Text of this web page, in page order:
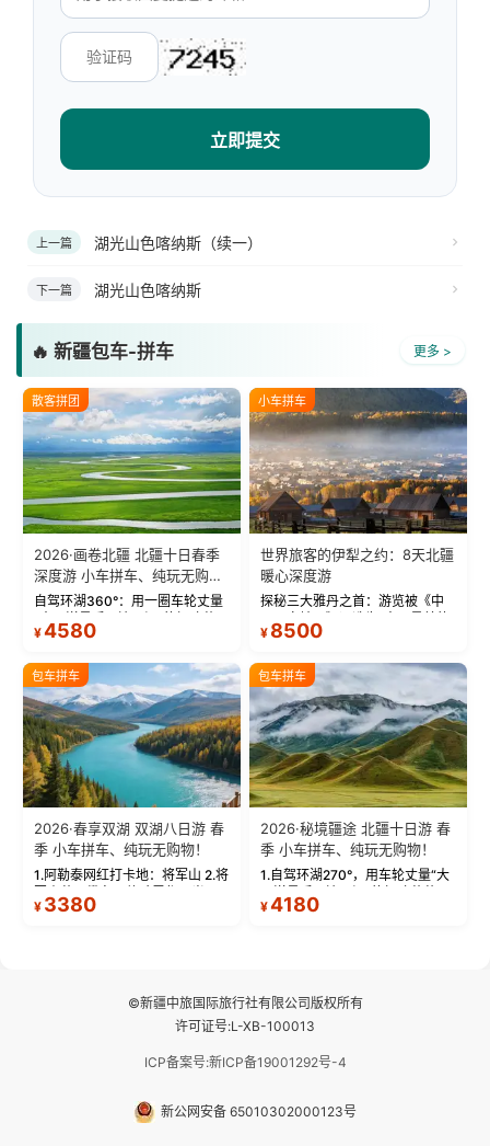
立即提交
上一篇 湖光山色喀纳斯（续一）
下一篇 湖光山色喀纳斯
🔥 新疆包车-拼车 更多 >
散客拼团
2026·画卷北疆 北疆十日春季
深度游 小车拼车、纯玩无购
物！
自驾环湖360°：用一圈车轮丈量
蓝。 赛湖旅拍：甄选多款风格服
绝美瞬间。 赛湖坦克300跟车视
频：专业摄影师...
¥4580
小车拼车
世界旅客的伊犁之约：8天北疆
暖心深度游
探秘三大雅丹之首：游览被《中
三大雅丹”第一名的克拉玛依魔鬼
瓦人最大村落——禾木村，欣赏
晨雾与小木...
¥ 8500
包车拼车
2026·春享双湖 双湖八日游 春
季 小车拼车、纯玩无购物！
1.阿勒泰网红打卡地：将军山 2.将
军山落日缆车，体验雪都风光 3.
将军山，夕阳派对，蹦迪party 4.
¥ 3380
包车拼车
2026·秘境疆途 北疆十日游 春
季 小车拼车、纯玩无购物！
1.自驾环湖270°，用车轮丈量“大
西洋最后一滴眼泪”的极致蔚蓝，
让雪山、花海与深邃湖水在转弯
¥4180
©新疆中旅国际旅行社有限公司版权所有
许可证号:L-XB-100013
ICP备案号:新ICP备19001292号-4
新公网安备 65010302000123号